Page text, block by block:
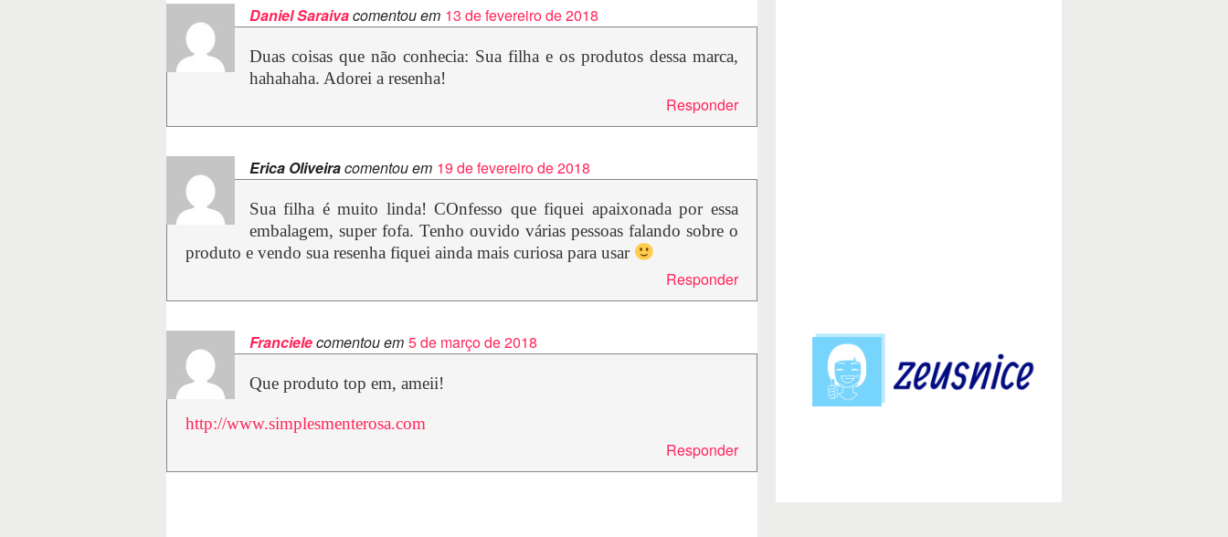
Daniel Saraivacomentou em 13 de fevereiro de 2018
Duas coisas que não conhecia: Sua filha e os produtos dessa marca,
hahahaha. Adorei a resenha!
Responder
Erica Oliveiracomentou em 19 de fevereiro de 2018
Sua filha é muito linda! COnfesso que fiquei apaixonada por essa
embalagem, super fofa. Tenho ouvido várias pessoas falando sobre o
produto e vendo sua resenha fiquei ainda mais curiosa para usar
Responder
Francielecomentou em 5 de março de 2018
Que produto top em, ameii!
http://www.simplesmenterosa.com
Responder